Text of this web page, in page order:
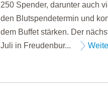
250 Spender, darunter auch
den Blutspendetermin und
dem Buffet stärken. Der
Juli in Freudenbur...